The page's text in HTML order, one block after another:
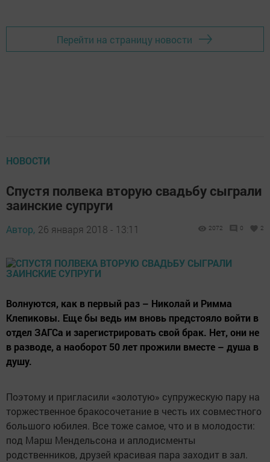
Перейти на страницу новости
НОВОСТИ
Спустя полвека вторую свадьбу сыграли
заинские супруги
Автор, 26 января 2018 - 13:11 2072 0 2
Волнуются, как в первый раз – Николай и Римма
Клепиковы. Еще бы ведь им вновь предстояло войти в
отдел ЗАГСа и зарегистрировать свой брак. Нет, они не
в разводе, а наоборот 50 лет прожили вместе – душа в
душу.
Поэтому и пригласили «золотую» супружескую пару на
торжественное бракосочетание в честь их совместного
большого юбилея. Все тоже самое, что и в молодости:
под Марш Мендельсона и аплодисменты
родственников, друзей красивая пара заходит в зал.